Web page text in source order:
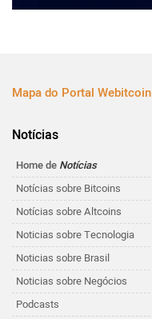
Mapa do Portal Webitcoin
Notícias
Home de Notícias
Notícias sobre Bitcoins
Notícias sobre Altcoins
Noticias sobre Tecnologia
Noticias sobre Brasil
Noticias sobre Negócios
Podcasts